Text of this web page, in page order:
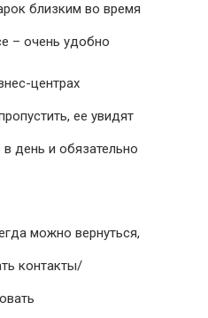
близким во время
– очень удобно
центрах
ее увидят
день и обязательно
можно вернуться,
контакты/